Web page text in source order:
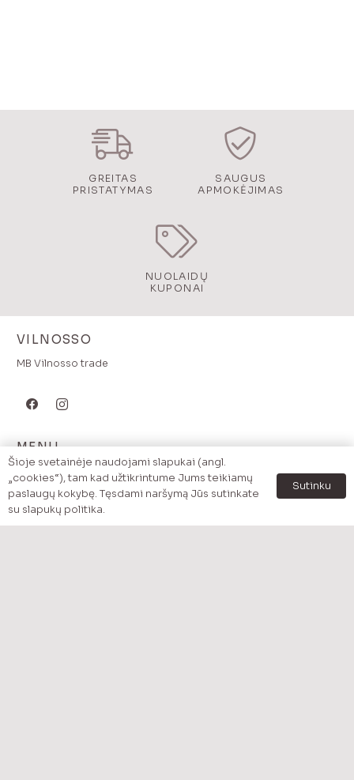
GREITAS
PRISTATYMAS
SAUGUS
APMOKĖJIMAS
NUOLAIDŲ
KUPONAI
VILNOSSO
MB Vilnosso trade
MENU
Pradzia
Katalogas
Šioje svetainėje naudojami slapukai (angl.
„cookies“), tam kad užtikrintume Jums teikiamų
paslaugų kokybę. Tęsdami naršymą Jūs sutinkate
su slapukų politika.
Sutinku